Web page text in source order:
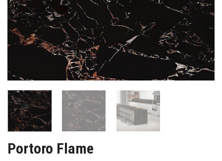
Portoro Flame